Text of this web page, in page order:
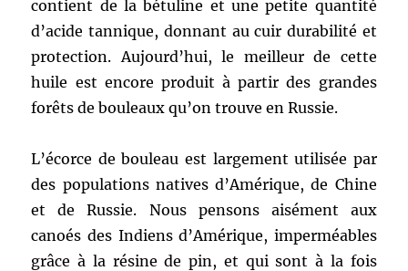
contient de la bétuline et une petite quantité
d’acide tannique, donnant au cuir durabilité et
protection. Aujourd’hui, le meilleur de cette
huile est encore produit à partir des grandes
forêts de bouleaux qu’on trouve en Russie.
L’écorce de bouleau est largement utilisée par
des populations natives d’Amérique, de Chine
et de Russie. Nous pensons aisément aux
canoés des Indiens d’Amérique, imperméables
grâce à la résine de pin, et qui sont à la fois